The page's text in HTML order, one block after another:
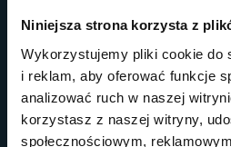
Niniejsza strona korzysta z
Wykorzystujemy pliki cookie do
i reklam, aby oferować funkcje
analizować ruch w naszej
korzystasz z naszej witryny,
społecznościowym,
firmę,